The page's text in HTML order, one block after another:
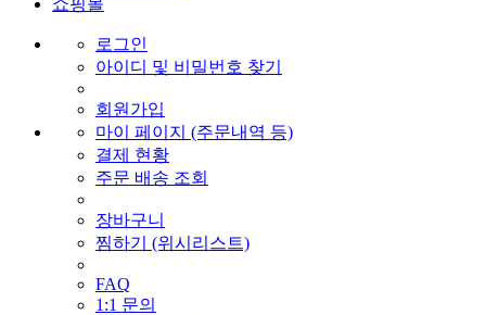
쇼핑몰
로그인
아이디 및 비밀번호 찾기
회원가입
마이 페이지 (주문내역 등)
결제 현황
주문 배송 조회
장바구니
찜하기 (위시리스트)
FAQ
1:1 문의